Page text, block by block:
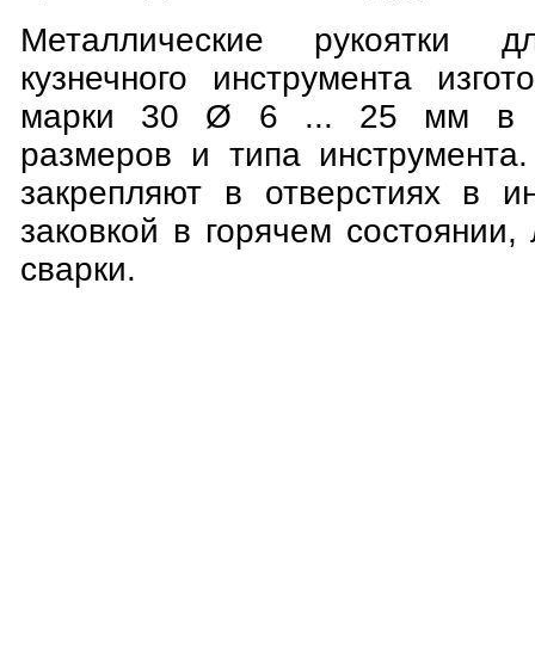
Металлические рукоятки
кузнечного инструмента
марки 30 Ø 6 ... 25 мм в
размеров и типа
закрепляют в отверстиях в
заковкой в горячем
сварки.